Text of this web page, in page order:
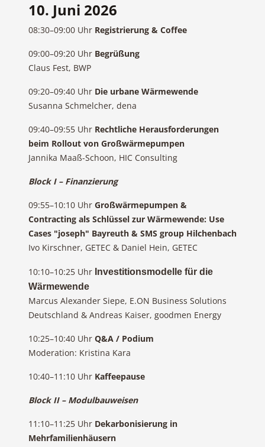
10. Juni 2026
08:30–09:00 Uhr Registrierung & Coffee
09:00–09:20 Uhr Begrüßung
Claus Fest, BWP
09:20–09:40 Uhr Die urbane Wärmewende
Susanna Schmelcher, dena
09:40–09:55 Uhr Rechtliche Herausforderungen
beim Rollout von Großwärmepumpen
Jannika Maaß-Schoon, HIC Consulting
Block I – Finanzierung
09:55–10:10 Uhr Großwärmepumpen &
Contracting als Schlüssel zur Wärmewende: Use
Cases "joseph" Bayreuth & SMS group Hilchenbach
Ivo Kirschner, GETEC & Daniel Hein, GETEC
10:10–10:25 Uhr Investitionsmodelle für die
Wärmewende
Marcus Alexander Siepe, E.ON Business Solutions
Deutschland & Andreas Kaiser, goodmen Energy
10:25–10:40 Uhr Q&A / Podium
Moderation: Kristina Kara
10:40–11:10 Uhr Kaffeepause
Block II – Modulbauweisen
11:10–11:25 Uhr Dekarbonisierung in
Mehrfamilienhäusern